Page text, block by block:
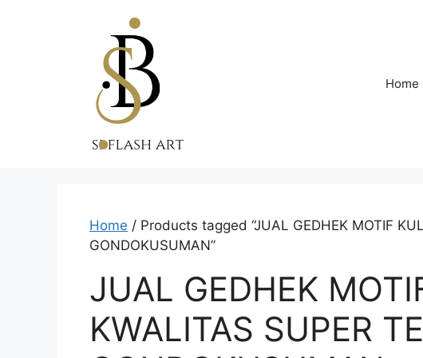
Home
Home / Products tagged “JUAL GEDHEK MOTIF
GONDOKUSUMAN”
JUAL GEDHEK
KWALITAS SUPER